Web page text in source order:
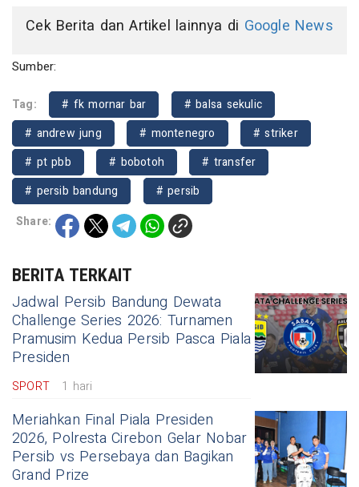
Cek Berita dan Artikel lainnya di Google News
Sumber:
Tag: # fk mornar bar
# balsa sekulic
# andrew jung
# montenegro
# striker
# pt pbb
# bobotoh
# transfer
# persib bandung
# persib
Share:
BERITA TERKAIT
Jadwal Persib Bandung Dewata
Challenge Series 2026: Turnamen
Pramusim Kedua Persib Pasca Piala
Presiden
SPORT 1 hari
Meriahkan Final Piala Presiden
2026, Polresta Cirebon Gelar Nobar
Persib vs Persebaya dan Bagikan
Grand Prize